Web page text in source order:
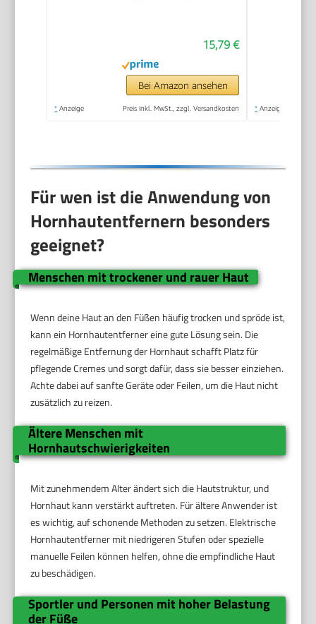
15,79 €
Bei Amazon ansehen
* Anzeige Preis inkl. MwSt., zzgl. Versandkosten * Anzeige
Für wen ist die Anwendung von
Hornhautentfernern besonders
geeignet?
Menschen mit trockener und rauer Haut
Wenn deine Haut an den Füßen häufig trocken und spröde ist,
kann ein Hornhautentferner eine gute Lösung sein. Die
regelmäßige Entfernung der Hornhaut schafft Platz für
pflegende Cremes und sorgt dafür, dass sie besser einziehen.
Achte dabei auf sanfte Geräte oder Feilen, um die Haut nicht
zusätzlich zu reizen.
Ältere Menschen mit
Hornhautschwierigkeiten
Mit zunehmendem Alter ändert sich die Hautstruktur, und
Hornhaut kann verstärkt auftreten. Für ältere Anwender ist
es wichtig, auf schonende Methoden zu setzen. Elektrische
Hornhautentferner mit niedrigeren Stufen oder spezielle
manuelle Feilen können helfen, ohne die empfindliche Haut
zu beschädigen.
Sportler und Personen mit hoher Belastung
der Füße